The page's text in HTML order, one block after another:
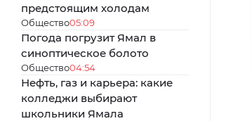
предстоящим холодам
Общество05:09
Погода погрузит Ямал в
синоптическое болото
Общество04:54
Нефть, газ и карьера: какие
колледжи выбирают
школьники Ямала